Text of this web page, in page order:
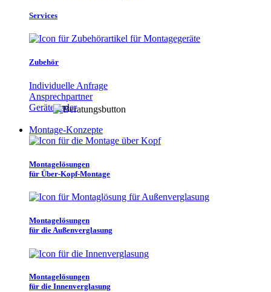
Services
Zubehör
Individuelle Anfrage
Ansprechpartner
Gerätefinder
Montage-Konzepte
Montagelösungen
für Über-Kopf-Montage
Montagelösungen
für die Außenverglasung
Montagelösungen
für die Innenverglasung